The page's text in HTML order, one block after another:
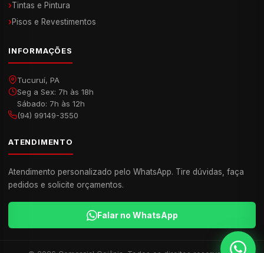
›Tintas e Pintura
›Pisos e Revestimentos
INFORMAÇÕES
Tucuruí, PA
Seg a Sex: 7h às 18h
Sábado: 7h às 12h
(94) 99149-3550
ATENDIMENTO
Atendimento personalizado pelo WhatsApp. Tire dúvidas, faça
pedidos e solicite orçamentos.
Falar no WhatsApp